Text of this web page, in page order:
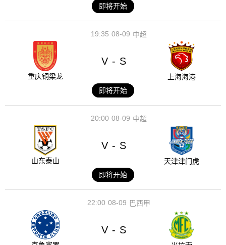
即将开始
08-09
19:35 中超
重庆铜梁龙
V - S
上海海港
即将开始
08-09
20:00 中超
山东泰山
V - S
天津津门虎
即将开始
08-09
22:00 巴西甲
V - S